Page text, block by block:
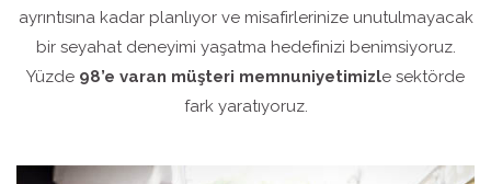
ayrıntısına kadar planlıyor ve misafirlerinize unutulmayacak
bir seyahat deneyimi yaşatma hedefinizi benimsiyoruz.
Yüzde 98’e varan müşteri memnuniyetimizle sektörde
fark yaratıyoruz.